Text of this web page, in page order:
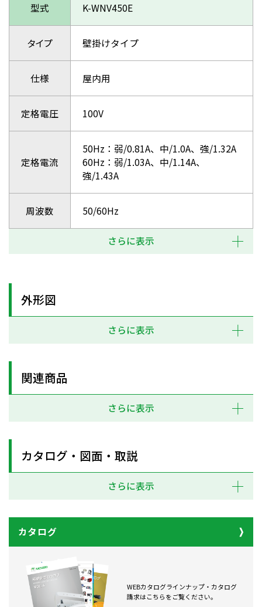
型式 K-WNV450E
タイプ 壁掛けタイプ
仕様 屋内用
定格電圧 100V
定格電流
50Hz：弱/0.81A、中/1.0A、強/1.32A
60Hz：弱/1.03A、中/1.14A、
強/1.43A
周波数 50/60Hz
さらに表示
外形図
さらに表示
関連商品
さらに表示
カタログ・図面・取説
さらに表示
カタログ
WEBカタログラインナップ・カタログ
請求はこちらをご覧ください。